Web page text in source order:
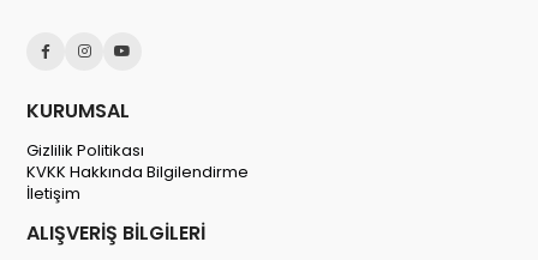
KURUMSAL
Gizlilik Politikası
KVKK Hakkında Bilgilendirme
İletişim
ALIŞVERİŞ BİLGİLERİ